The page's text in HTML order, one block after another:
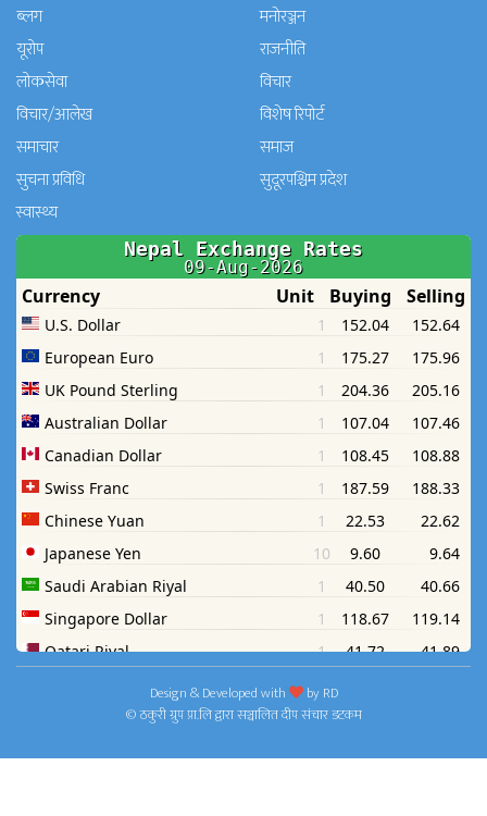
ब्लग
मनाेरञ्जन
यूरोप
राजनीति
लोकसेवा
विचार
विचार/आलेख
विशेष रिपोर्ट
समाचार
समाज
सुचना प्रविधि
सुदूरपश्चिम प्रदेश
स्वास्थ्य
Design & Developed with byRD
© ठकुरी ग्रुप प्रा.लि द्वारा सञ्चालित दीप संचार डटकम